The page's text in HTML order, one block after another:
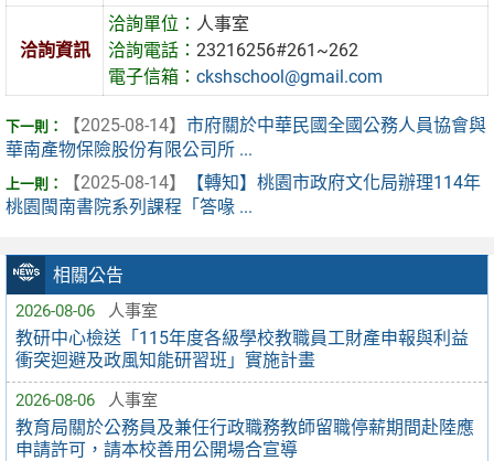
相關公告
2026-08-06 人事室
教研中心檢送「115年度各級學校教職員工財產申報與利益
衝突迴避及政風知能研習班」實施計畫
2026-08-06 人事室
教育局關於公務員及兼任行政職務教師留職停薪期間赴陸應
申請許可，請本校善用公開場合宣導
洽詢資訊
洽詢單位： 人事室
洽詢電話：23216256#261~262
電子信箱：ckshschool@gmail.com
【2025-08-14】 市府關於中華民國全國公務人員協會與
華南產物保險股份有限公司所 ...
【2025-08-14】
【轉知】桃園市政府文化局辦理114年
桃園閩南書院系列課程「答喙 ...